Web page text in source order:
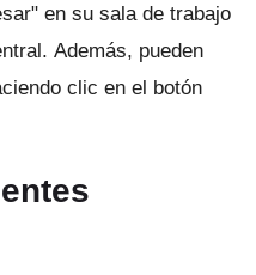
en su sala de trabajo
Además, pueden
clic en el botón